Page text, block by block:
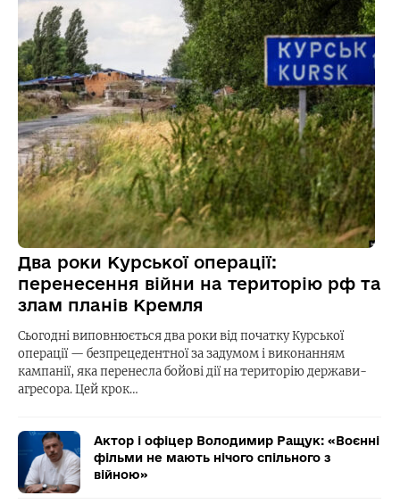
Два роки Курської операції:
перенесення війни на територію рф та
злам планів Кремля
Сьогодні виповнюється два роки від початку Курської
операції — безпрецедентної за задумом і виконанням
кампанії, яка перенесла бойові дії на територію держави-
агресора. Цей крок…
Актор і офіцер Володимир Ращук: «Воєнні
фільми не мають нічого спільного з
війною»